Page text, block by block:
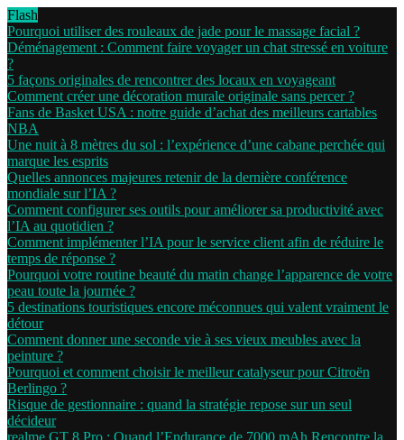
Flash
Pourquoi utiliser des rouleaux de jade pour le massage facial ?
Déménagement : Comment faire voyager un chat stressé en voiture
?
5 façons originales de rencontrer des locaux en voyageant
Comment créer une décoration murale originale sans percer ?
Fans de Basket USA : notre guide d’achat des meilleurs cartables
NBA
Une nuit à 8 mètres du sol : l’expérience d’une cabane perchée qui
marque les esprits
Quelles annonces majeures retenir de la dernière conférence
mondiale sur l’IA ?
Comment configurer ses outils pour améliorer sa productivité avec
l’IA au quotidien ?
Comment implémenter l’IA pour le service client afin de réduire le
temps de réponse ?
Pourquoi votre routine beauté du matin change l’apparence de votre
peau toute la journée ?
5 destinations touristiques encore méconnues qui valent vraiment le
détour
Comment donner une seconde vie à ses vieux meubles avec la
peinture ?
Pourquoi et comment choisir le meilleur catalyseur pour Citroën
Berlingo ?
Risque de gestionnaire : quand la stratégie repose sur un seul
décideur
realme GT 8 Pro : Quand l’Endurance de 7000 mAh Rencontre la